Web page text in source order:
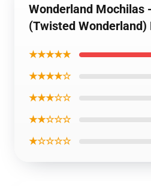
Wonderland Mochilas
(Twisted Wonderland)
★★★★★
★★★★☆
★★★☆☆
★★☆☆☆
★☆☆☆☆